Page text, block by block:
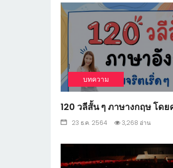
1
บทความ
120 วลีสั้น ๆ ภาษางกฤษ โดย
23 ธ.ค. 2564 3,268 อ่าน